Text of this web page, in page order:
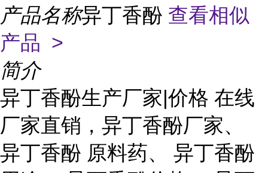
产品名称异丁香酚 查看相似
产品 >
简介
异丁香酚生产厂家|价格 在线
厂家直销，异丁香酚厂家、
异丁香酚 原料药、 异丁香酚